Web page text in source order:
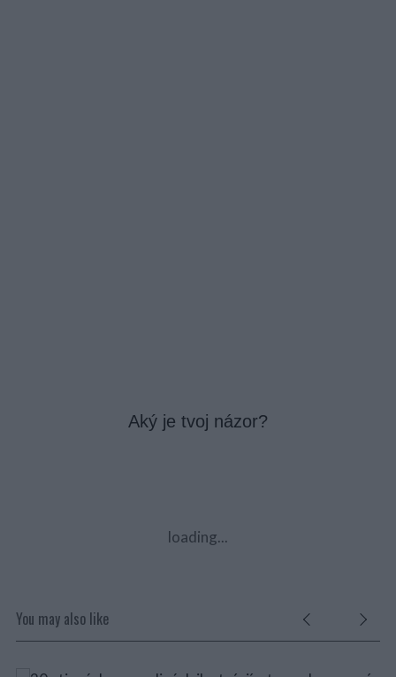
Aký je tvoj názor?
loading...
You may also like